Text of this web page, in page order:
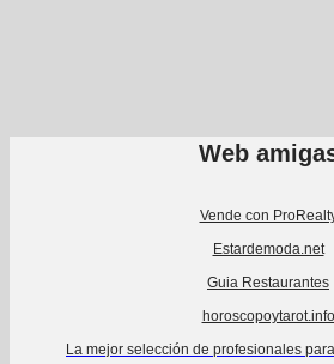
Web
Vende con
Estardemoda.net
Guia Restaurantes
horoscopoytarot.info
La mejor selección de profesionales